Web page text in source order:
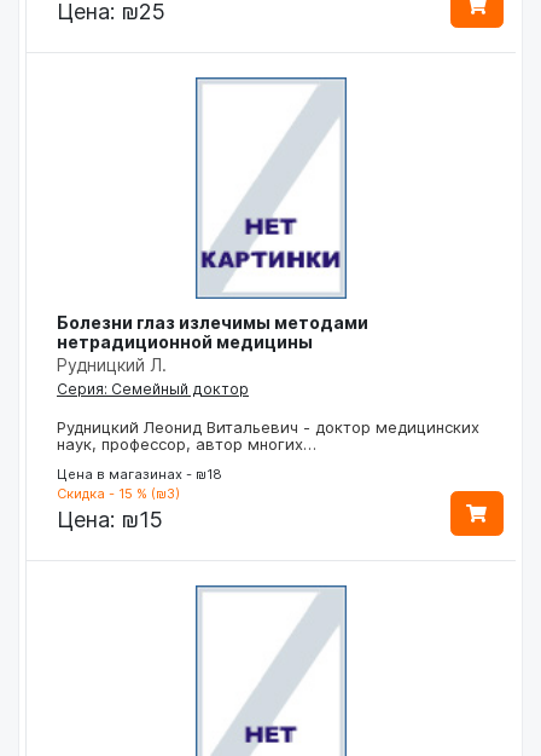
Цена: ₪25
Болезни глаз излечимы методами
нетрадиционной медицины
Рудницкий Л.
Серия: Семейный доктор
Рудницкий Леонид Витальевич - доктор медицинских
наук, профессор, автор многих…
Цена в магазинах - ₪18
Скидка - 15 % (₪3)
Цена: ₪15